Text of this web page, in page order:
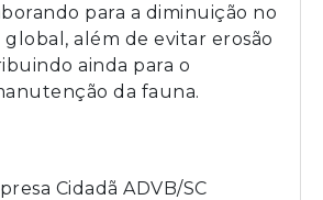
para a diminuição no
além de evitar erosão
ainda para o
da fauna.
Cidadã ADVB/SC